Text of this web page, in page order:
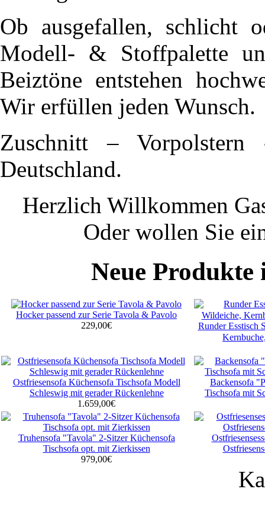
Ob ausgefallen, schlicht
Modell- & Stoffpalette
Beiztöne entstehen
Wir erfüllen jeden Wunsch.
Zuschnitt –
Deutschland.
Herzlich Willkommen
Oder wollen Sie
Neue
Hocker passend zur Serie Tavola & Pavolo
229,00€
Runder Esstisch
Ostfriesensofa Küchensofa Tischsofa Modell
Schleswig mit gerader Rückenlehne
1.659,00€
Backensofa
Tischsofa mit
Truhensofa "Tavola" 2-Sitzer Küchensofa
Tischsofa opt. mit Zierkissen
979,00€